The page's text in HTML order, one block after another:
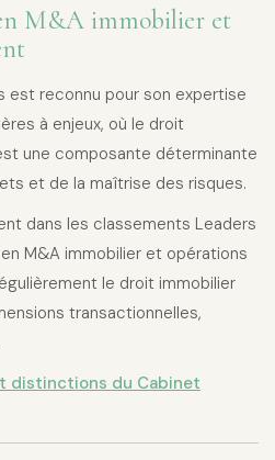
M&A immobilier et
est reconnu pour son expertise
à enjeux, où le droit
une composante déterminante
et de la maîtrise des risques.
dans les classements Leaders
M&A immobilier et opérations
le droit immobilier
transactionnelles,
distinctions du Cabinet